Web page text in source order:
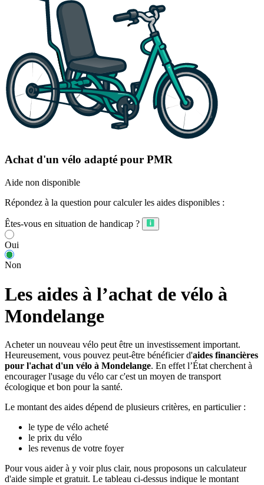
Achat d'un vélo adapté pour PMR
Aide non disponible
Répondez à la question pour calculer les aides disponibles :
Êtes-vous en situation de handicap ?
Oui
Non
Les aides à l’achat de vélo à
Mondelange
Acheter un nouveau vélo peut être un investissement important.
Heureusement, vous pouvez peut-être bénéficier d'aides financières
pour l'achat d'un vélo à Mondelange. En effet l’État cherchent à
encourager l'usage du vélo car c'est un moyen de transport
écologique et bon pour la santé.
Le montant des aides dépend de plusieurs critères, en particulier :
le type de vélo acheté
le prix du vélo
les revenus de votre foyer
Pour vous aider à y voir plus clair, nous proposons un calculateur
d'aide simple et gratuit. Le tableau ci-dessus indique le montant